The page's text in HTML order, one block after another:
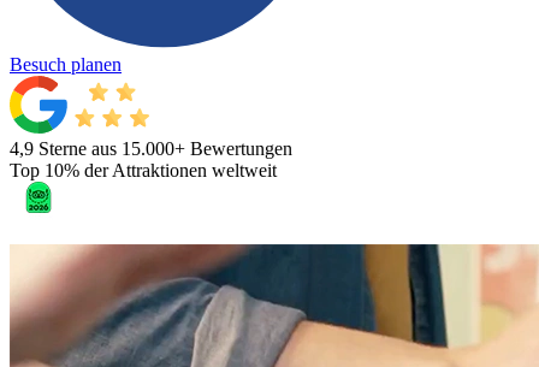
Besuch planen
4,9 Sterne aus 15.000+ Bewertungen
Top 10% der Attraktionen weltweit